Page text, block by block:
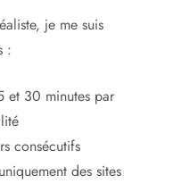
je me suis
:
et 30 minutes par
consécutifs
uniquement des sites